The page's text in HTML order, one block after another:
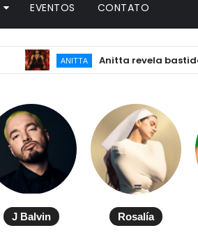
EVENTOS CONTATO
ANITTA Anitta revela bastidores de
J Balvin Rosalía